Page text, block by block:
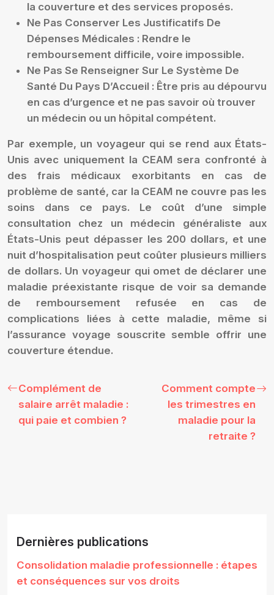
la couverture et des services proposés.
Ne Pas Conserver Les Justificatifs De
Dépenses Médicales : Rendre le
remboursement difficile, voire impossible.
Ne Pas Se Renseigner Sur Le Système De
Santé Du Pays D’Accueil : Être pris au dépourvu
en cas d’urgence et ne pas savoir où trouver
un médecin ou un hôpital compétent.
Par exemple, un voyageur qui se rend aux États-
Unis avec uniquement la CEAM sera confronté à
des frais médicaux exorbitants en cas de
problème de santé, car la CEAM ne couvre pas les
soins dans ce pays. Le coût d’une simple
consultation chez un médecin généraliste aux
États-Unis peut dépasser les 200 dollars, et une
nuit d’hospitalisation peut coûter plusieurs milliers
de dollars. Un voyageur qui omet de déclarer une
maladie préexistante risque de voir sa demande
de remboursement refusée en cas de
complications liées à cette maladie, même si
l’assurance voyage souscrite semble offrir une
couverture étendue.
Complément de
salaire arrêt maladie :
qui paie et combien ?
Comment compte
les trimestres en
maladie pour la
retraite ?
Dernières publications
Consolidation maladie professionnelle : étapes
et conséquences sur vos droits